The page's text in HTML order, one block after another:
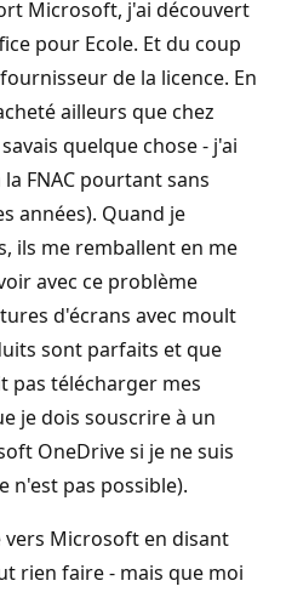
Microsoft, j'ai découvert
pour Ecole. Et du coup
de la licence. En
ailleurs que chez
quelque chose - j'ai
FNAC pourtant sans
années). Quand je
ils me remballent en me
avec ce problème
d'écrans avec moult
sont parfaits et que
pas télécharger mes
je dois souscrire à un
OneDrive si je ne suis
n'est pas possible).
vers Microsoft en disant
rien faire - mais que moi